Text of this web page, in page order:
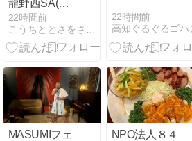
龍野西SA(上
り)
22時間前
こうちととさをさんぽ
22時間前
高知ぐるぐるゴハ
MASUMIフェ
NPO法人８４